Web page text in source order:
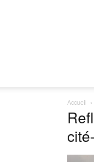
Accueil